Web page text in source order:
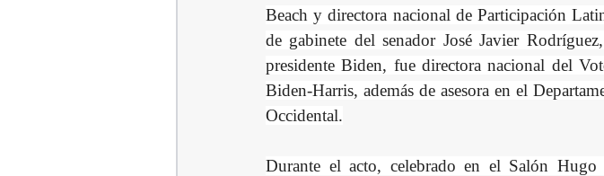
Beach y directora nacional de Participación
de gabinete del senador José Javier
presidente Biden, fue directora nacional del
Biden-Harris, además de asesora en el
Occidental.
Durante el acto, celebrado en el Salón